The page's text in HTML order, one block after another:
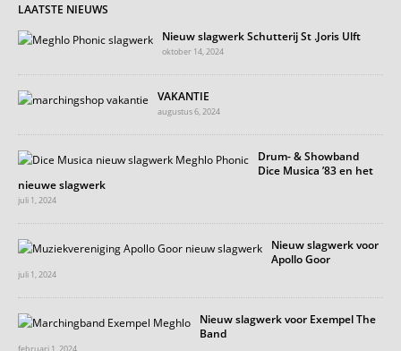
LAATSTE NIEUWS
Nieuw slagwerk Schutterij St .Joris Ulft
oktober 14, 2024
VAKANTIE
augustus 6, 2024
Drum- & Showband
Dice Musica ’83 en het
nieuwe slagwerk
juli 1, 2024
Nieuw slagwerk voor
Apollo Goor
juli 1, 2024
Nieuw slagwerk voor Exempel The
Band